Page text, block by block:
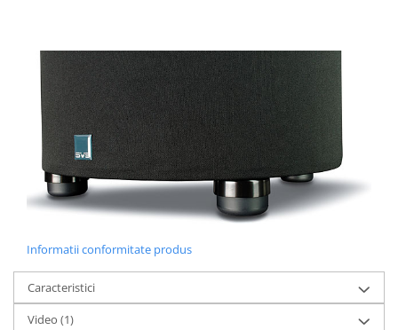
Informatii conformitate produs
Caracteristici
Video (1)